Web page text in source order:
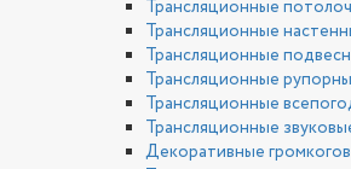
Трансляционные
Трансляционные
Трансляционные
Трансляционные
Трансляционные
Трансляционные
Декоративные